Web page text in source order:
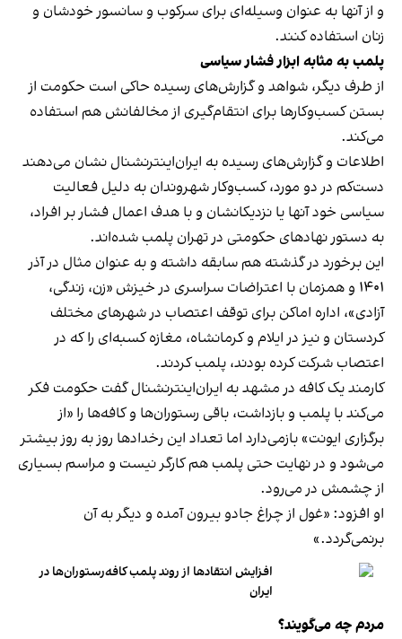
و از آنها به عنوان وسیله‌ای برای سرکوب و سانسور خودشان و
زنان استفاده کنند.
پلمب به مثابه ابزار فشار سیاسی
از طرف دیگر، شواهد و گزارش‌های رسیده حاکی است حکومت از
بستن کسب‌وکارها برای انتقام‌گیری از مخالفانش هم استفاده
می‌کند.
اطلاعات و گزارش‌های رسیده به ایران‌اینترنشنال نشان می‌دهند
دست‌کم در دو مورد، کسب‌وکار شهروندان به دلیل فعالیت
سیاسی خود آنها یا نزدیکانشان و با هدف اعمال فشار بر افراد،
به دستور نهادهای حکومتی در تهران پلمب شده‌اند.
این برخورد در گذشته هم سابقه داشته و به عنوان مثال در آذر
۱۴۰۱ و همزمان با اعتراضات سراسری در خیزش «زن، زندگی،
آزادی»، اداره اماکن برای توقف اعتصاب در شهرهای مختلف
کردستان و نیز در ایلام و کرمانشاه، مغازه کسبه‌ای را که در
اعتصاب شرکت کرده بودند، پلمب کردند.
کارمند یک کافه در مشهد به ایران‌اینترنشنال گفت حکومت فکر
می‌کند با پلمب و بازداشت، باقی رستوران‌ها و کافه‌ها را «از
برگزاری ایونت» بازمی‌دارد اما تعداد این رخدادها روز به روز بیشتر
می‌شود و در نهایت حتی پلمب هم کارگر نیست و مراسم بسیاری
از چشمش در می‌رود.
او افزود: «غول از چراغ جادو بیرون آمده و دیگر به آن
برنمی‎‌گردد.»
افزایش انتقادها از روند پلمب کافه‌رستوران‌ها در
ایران
مردم چه می‌گویند؟